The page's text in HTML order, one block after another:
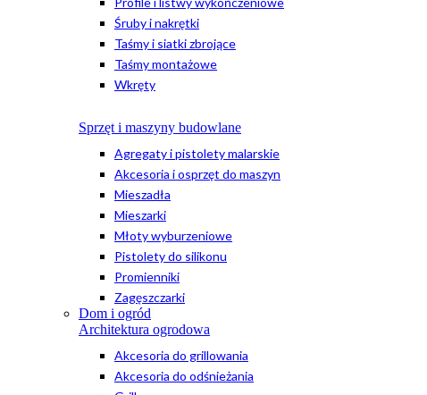
Śruby i nakrętki
Taśmy i siatki zbrojące
Taśmy montażowe
Wkręty
Sprzęt i maszyny budowlane
Agregaty i pistolety malarskie
Akcesoria i osprzęt do maszyn
Mieszadła
Mieszarki
Młoty wyburzeniowe
Pistolety do silikonu
Promienniki
Zagęszczarki
Dom i ogród
Architektura ogrodowa
Akcesoria do grillowania
Akcesoria do odśnieżania